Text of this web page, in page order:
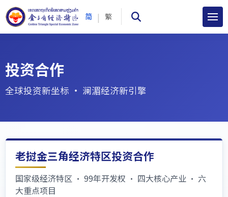
简 | 繁
投资合作
全球投资新坐标 · 澜湄经济新引擎
老挝金三角经济特区投资合作
国家级经济特区 · 99年开发权 · 四大核心产业 · 六
大重点项目